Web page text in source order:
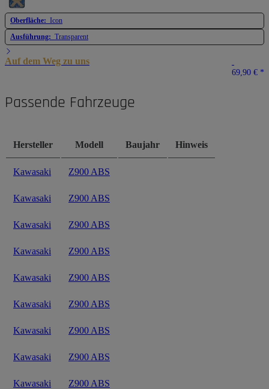
Oberfläche: Icon
Ausführung: Transparent
Auf dem Weg zu uns
69,90 € *
Passende Fahrzeuge
Hersteller Modell Baujahr Hinweis
Kawasaki Z900 ABS
Kawasaki Z900 ABS
Kawasaki Z900 ABS
Kawasaki Z900 ABS
Kawasaki Z900 ABS
Kawasaki Z900 ABS
Kawasaki Z900 ABS
Kawasaki Z900 ABS
Kawasaki Z900 ABS